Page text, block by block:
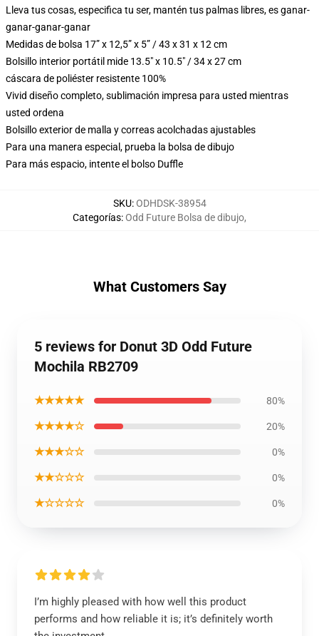
Lleva tus cosas, especifica tu ser, mantén tus palmas libres, es ganar-
ganar-ganar-ganar
Medidas de bolsa 17” x 12,5” x 5” / 43 x 31 x 12 cm
Bolsillo interior portátil mide 13.5" x 10.5" / 34 x 27 cm
cáscara de poliéster resistente 100%
Vivid diseño completo, sublimación impresa para usted mientras
usted ordena
Bolsillo exterior de malla y correas acolchadas ajustables
Para una manera especial, prueba la bolsa de dibujo
Para más espacio, intente el bolso Duffle
SKU:ODHDSK-38954
Categorías:Odd Future Bolsa de dibujo,
What Customers Say
5 reviews for Donut 3D Odd Future
Mochila RB2709
★★★★★ 80%
★★★★☆ 20%
★★★☆☆ 0%
★★☆☆☆ 0%
★☆☆☆☆ 0%
I’m highly pleased with how well this product
performs and how reliable it is; it’s definitely worth